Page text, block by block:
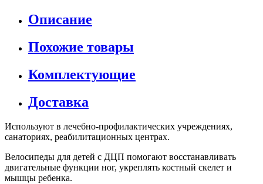
Описание
Похожие товары
Комплектующие
Доставка
Используют в лечебно-профилактических учреждениях,
санаториях, реабилитационных центрах.
Велосипеды для детей с ДЦП помогают восстанавливать
двигательные функции ног, укреплять костный скелет и
мышцы ребенка.